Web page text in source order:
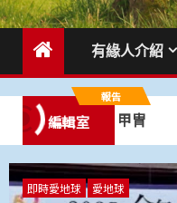
有緣人介紹
報告
編輯室
師佛是我的甲冑
即時愛地球 愛地球